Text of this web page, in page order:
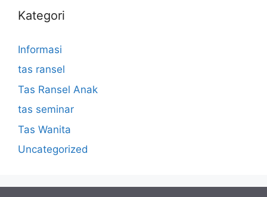
Kategori
Informasi
tas ransel
Tas Ransel Anak
tas seminar
Tas Wanita
Uncategorized